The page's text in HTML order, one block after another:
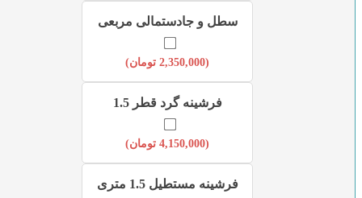
سطل و جادستمالی مربعی
2,350,000 تومان)
فرشینه گرد قطر 1.5
4,150,000 تومان)
فرشینه مستطیل 1.5 متری